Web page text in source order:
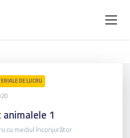
DE LUCRU
animalele 1
cu mediul înconjurător